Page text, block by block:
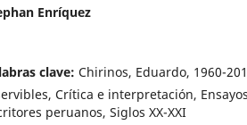
Enríquez
clave: Chirinos, Eduardo, 1960-
Crítica e interpretación,
peruanos, Siglos XX-XXI